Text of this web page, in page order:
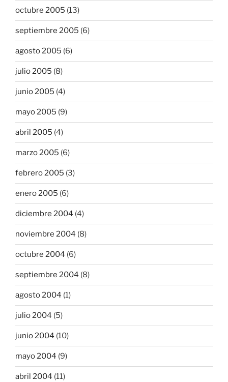
octubre 2005 (13)
septiembre 2005 (6)
agosto 2005 (6)
julio 2005 (8)
junio 2005 (4)
mayo 2005 (9)
abril 2005 (4)
marzo 2005 (6)
febrero 2005 (3)
enero 2005 (6)
diciembre 2004 (4)
noviembre 2004 (8)
octubre 2004 (6)
septiembre 2004 (8)
agosto 2004 (1)
julio 2004 (5)
junio 2004 (10)
mayo 2004 (9)
abril 2004 (11)